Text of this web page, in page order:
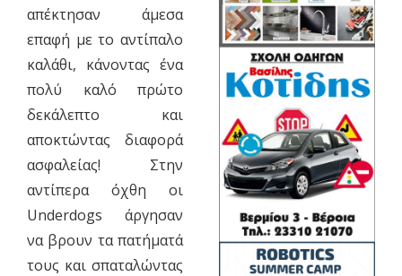
απέκτησαν άμεσα
επαφή με το αντίπαλο
καλάθι, κάνοντας ένα
πολύ καλό πρώτο
δεκάλεπτο και
αποκτώντας διαφορά
ασφαλείας! Στην
αντίπερα όχθη οι
Underdogs άργησαν
να βρουν τα πατήματά
τους και σπαταλώντας